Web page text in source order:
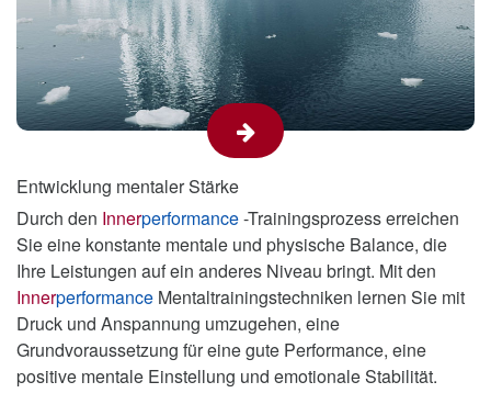
viel tiefer als die meisten herkömmlichen
Coaching Methoden, und dies ist der Grund,
warum INNERPERFORMANCE
Mentalcoaching wirklich funktioniert.
Ein Teil des INNERPERFORMANCE
HERZFREQUENZVARIABILITÄT (HRV).
Es misst die Variation zwischen jedem
Herzschlag, und ist ein wissenschaftlich
nachgewiesener Marker für Resilienz und
Verhaltensflexibilität.
HRV wird auf nichtinvasive Weise gemessen,
Entwicklung mentaler Stärke
Durch den Innerperformance-Trainingsprozess erreichen
Sie eine konstante mentale und physische Balance, die
Ihre Leistungen auf ein anderes Niveau bringt. Mit den
Innerperformance Mentaltrainingstechniken lernen Sie mit
Druck und Anspannung umzugehen, eine
Grundvoraussetzung für eine gute Performance, eine
positive mentale Einstellung und emotionale Stabilität.